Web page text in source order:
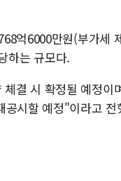
억6000만원(부가세
하는 규모다.
결 시 확정될 예정이
시할 예정"이라고 전